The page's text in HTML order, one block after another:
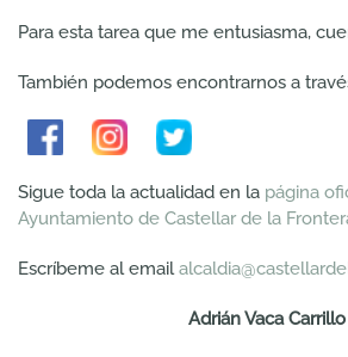
Para esta tarea que me entusiasma,
También podemos encontrarnos a
Sigue toda la actualidad en la página
Ayuntamiento de Castellar de la
Escríbeme al email
Adrián Vaca Carrillo